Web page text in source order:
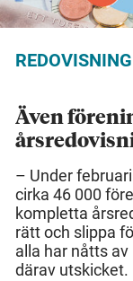
REDOVISNING
Även
– Under
cirka 46 000
kompletta
rätt och slippa
alla har nåtts
därav utskicket.